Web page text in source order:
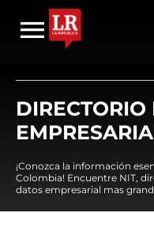
DIRECTORIO
¡Conozca la información
Colombia! Encuentre NIT,
datos empresarial mas